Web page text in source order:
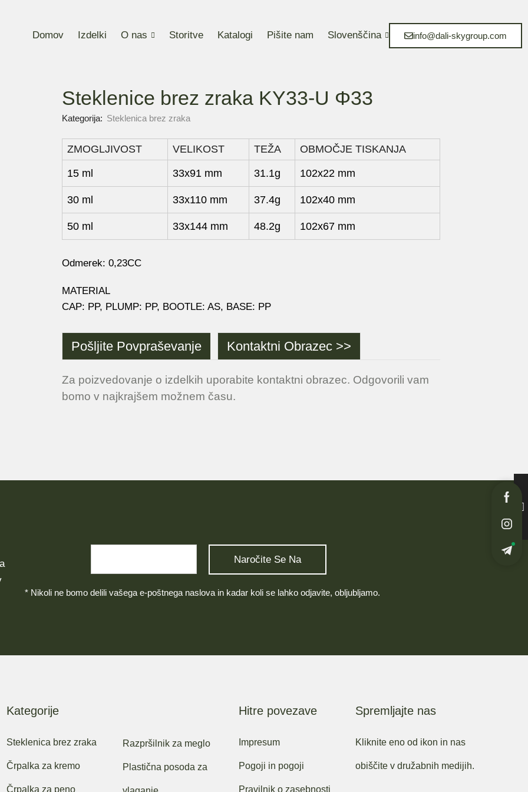
Domov Izdelki O nas Storitve Katalogi Pišite nam Slovenščina info@dali-skygroup.com
Steklenice brez zraka KY33-U Φ33
Kategorija: Steklenica brez zraka
ZMOGLJIVOST VELIKOST TEŽA OBMOČJE TISKANJA
15 ml 33x91 mm 31.1g 102x22 mm
30 ml 33x110 mm 37.4g 102x40 mm
50 ml 33x144 mm 48.2g 102x67 mm
Odmerek: 0,23CC
MATERIAL
CAP: PP, PLUMP: PP, BOOTLE: AS, BASE: PP
Pošljite Povpraševanje Kontaktni Obrazec >>
Za poizvedovanje o izdelkih uporabite kontaktni obrazec. Odgovorili vam
bomo v najkrajšem možnem času.
* Nikoli ne bomo delili vašega e-poštnega naslova in kadar koli se lahko odjavite, obljubljamo.
Kategorije
Steklenica brez zraka
Črpalka za kremo
Črpalka za peno
Razpršilnik za meglo
Plastična posoda za
Hitre povezave
Impresum
Pogoji in pogoji
Pravilnik o zasebnosti
Spremljajte nas
Kliknite eno od ikon in nas
obiščite v družabnih medijih.